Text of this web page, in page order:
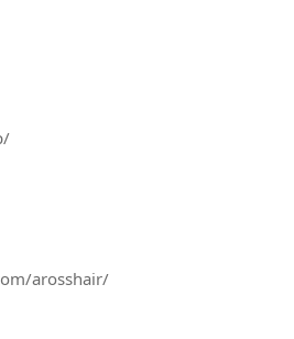
arosshair/